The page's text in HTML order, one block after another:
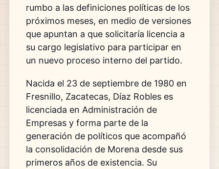
rumbo a las definiciones políticas de los
próximos meses, en medio de versiones
que apuntan a que solicitaría licencia a
su cargo legislativo para participar en
un nuevo proceso interno del partido.
Nacida el 23 de septiembre de 1980 en
Fresnillo, Zacatecas, Díaz Robles es
licenciada en Administración de
Empresas y forma parte de la
generación de políticos que acompañó
la consolidación de Morena desde sus
primeros años de existencia. Su